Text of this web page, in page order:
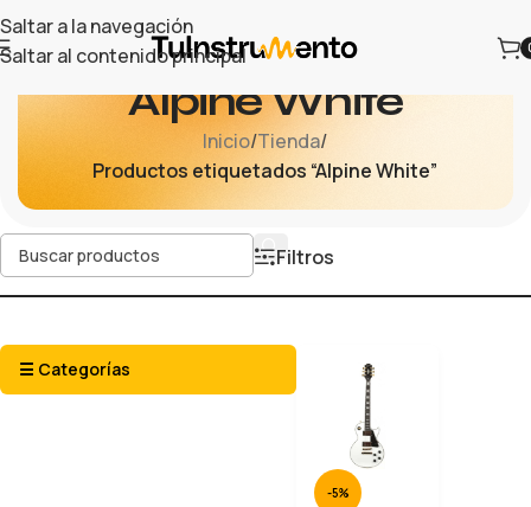
Saltar a la navegación
Saltar al contenido principal
Alpine White
Inicio/Tienda/
Productos etiquetados “Alpine White”
Filtros
☰ Categorías
-5%